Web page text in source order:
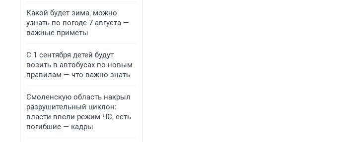
Какой будет зима, можно
узнать по погоде 7 августа —
важные приметы
С 1 сентября детей будут
возить в автобусах по новым
правилам — что важно знать
Смоленскую область накрыл
разрушительный циклон:
власти ввели режим ЧС, есть
погибшие — кадры